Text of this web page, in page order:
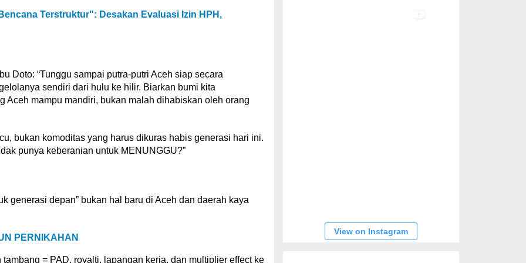
Terstruktur": Desakan Evaluasi Izin HPH,
Doto: “Tunggu sampai putra-putri Aceh siap secara
sendiri dari hulu ke hilir. Biarkan bumi kita
Aceh mampu mandiri, bukan malah dihabiskan oleh orang
bukan komoditas yang harus dikuras habis generasi hari ini.
punya keberanian untuk MENUNGGU?”
generasi depan” bukan hal baru di Aceh dan daerah kaya
PERNIKAHAN
= PAD, royalti, lapangan kerja, dan multiplier effect ke
View on Instagram